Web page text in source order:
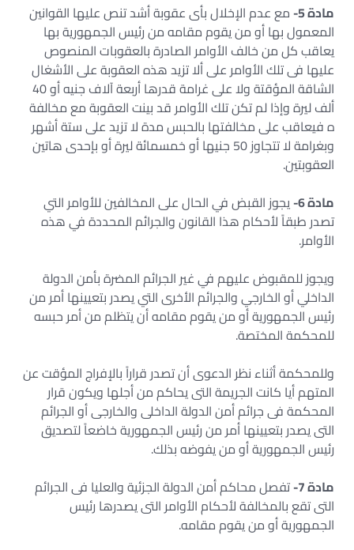
مادة 5-
مع عدم الإخلال بأى عقوبة أشد تنص عليها القوانين
المعمول بها أو من يقوم مقامه من رئيس الجمهورية بها
يعاقب كل من خالف الأوامر الصادرة بالعقوبات المنصوص
عليها فى تلك الأوامر على ألا تزيد هذه العقوبة على الأشغال
الشاقة المؤقتة ولا على غرامة قدرها أربعة آلاف جنيه أو 40
ألف ليرة وإذا لم تكن تلك الأوامر قد بينت العقوبة مع مخالفة
ه فيعاقب على مخالفتها بالحبس مدة لا تزيد على ستة أشهر
وبغرامة لا تتجاوز 50 جنيها أو خمسمائة ليرة أو بإحدى هاتين
العقوبتين.
مادة 6-
يجوز القبض في الحال على المخالفين للأوامر التي
تصدر طبقاً لأحكام هذا القانون والجرائم المحددة في هذه
الأوامر.
ويجوز للمقبوض عليهم في غير الجرائم المضرة بأمن الدولة
الداخلي أو الخارجي والجرائم الأخرى التي يصدر بتعيينها أمر من
رئيس الجمهورية أو من يقوم مقامه أن يتظلم من أمر حبسه
للمحكمة المختصة.
وللمحكمة أثناء نظر الدعوى أن تصدر قراراً بالإفراج المؤقت عن
المتهم أيا كانت الجريمة التى يحاكم من أجلها ويكون قرار
المحكمة فى جرائم أمن الدولة الداخلى والخارجى أو الجرائم
التى يصدر بتعيينها أمر من رئيس الجمهورية خاضعاً لتصديق
رئيس الجمهورية أو من يفوضه بذلك.
مادة 7-
تفصل محاكم أمن الدولة الجزئية والعليا فى الجرائم
التى تقع بالمخالفة لأحكام الأوامر التى يصدرها رئيس
الجمهورية أو من يقوم مقامه.